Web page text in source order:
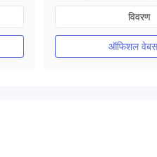
ऑस्ट्रेलिया विनियमन
मार्केट मेकिंग (एमएम)
मुख्य-लेबल MT4
विवरण
ऑफिशल